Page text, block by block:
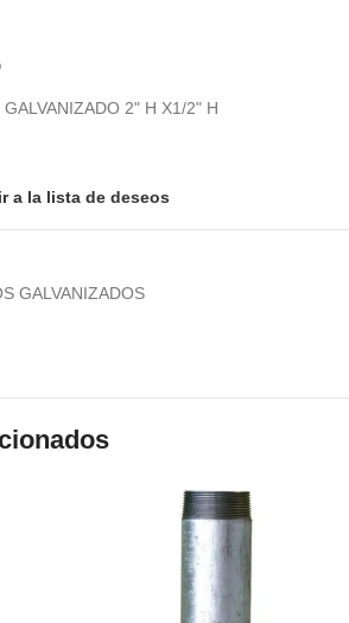
2" H X1/2" H
a la lista de deseos
GALVANIZADOS